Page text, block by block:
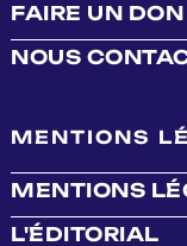
FAIRE UN DON
NOUS
MENTIONS
MENTIONS
L'ÉDITORIAL